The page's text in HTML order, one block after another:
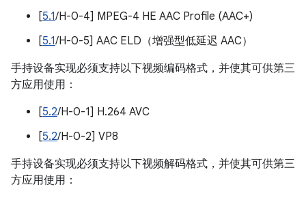
[5.1/H-0-4] MPEG-4 HE AAC Profile (AAC+)
[5.1/H-0-5] AAC ELD（增强型低延迟 AAC）
手持设备实现必须支持以下视频编码格式，并使其可供第三
方应用使用：
[5.2/H-0-1] H.264 AVC
[5.2/H-0-2] VP8
手持设备实现必须支持以下视频解码格式，并使其可供第三
方应用使用：